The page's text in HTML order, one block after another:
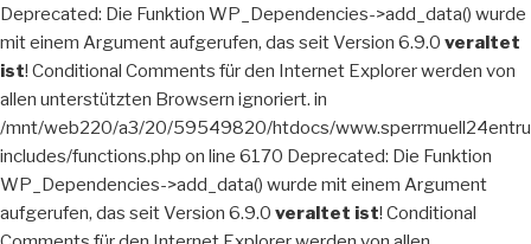
Deprecated: Die Funktion WP_Dependencies->add_data() wurde
mit einem Argument aufgerufen, das seit Version 6.9.0 veraltet
ist! Conditional Comments für den Internet Explorer werden von
allen unterstützten Browsern ignoriert. in
/mnt/web220/a3/20/59549820/htdocs/
includes/functions.php on line 6170 Deprecated: Die Funktion
WP_Dependencies->add_data() wurde mit einem Argument
aufgerufen, das seit Version 6.9.0 veraltet ist! Conditional